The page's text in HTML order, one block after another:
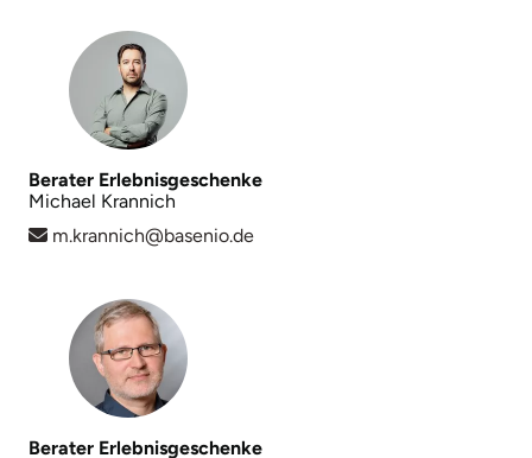
Berater Erlebnisgeschenke
Michael Krannich
m.krannich@basenio.de
Berater Erlebnisgeschenke
Moers
Märkisch-Oderland
Mönchengladbach
München
Nagold